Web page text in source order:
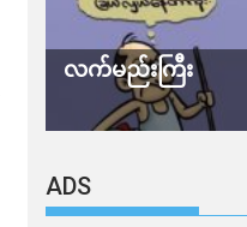
သတိ အိုမီခရွန်တဲ့
ADS